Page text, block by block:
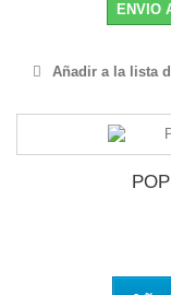
ENVIO
Añadir a la lista